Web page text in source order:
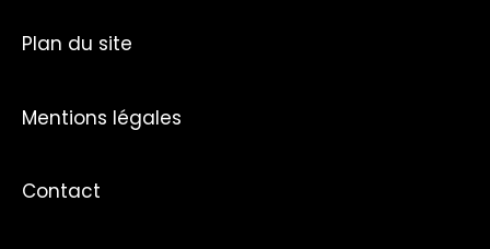
Plan du site
Mentions légales
Contact